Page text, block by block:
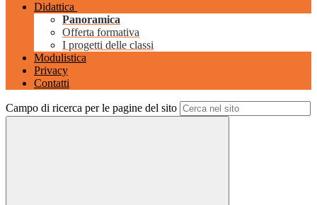
Didattica
Panoramica
Offerta formativa
I progetti delle classi
Modulistica
Privacy
Contatti
Campo di ricerca per le pagine del sito